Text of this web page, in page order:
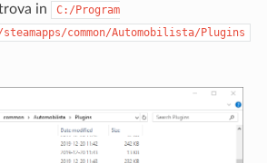
in
C:/Program
common/Automobilista/Plugins